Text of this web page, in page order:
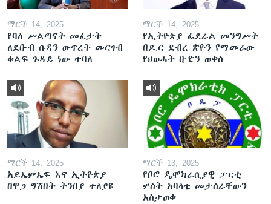
ማርች 14, 2025
የባለ ሥልጣናት መፈታት
ለደቡብ ሱዳን ውጥረት መርገብ
ቁልፍ ጉዳይ ነው ተባለ
ማርች 14, 2025
የኢትዮጵያ ፌደራል መንግሥት
በዶ.ር ደብረ ጽዮን የሚመራው
የህወሓት ቡድን ወቀሰ
ማርች 14, 2025
አይኤምኤፍ እና ኢትዮጵያ
በዋጋ ግሽበት ትንበያ ተለያዩ
ማርች 13, 2025
የቦሮ ዴሞክራሲያዊ ፓርቲ
ሦስት አባላቱ መታሰራቸውን
አስታወቀ